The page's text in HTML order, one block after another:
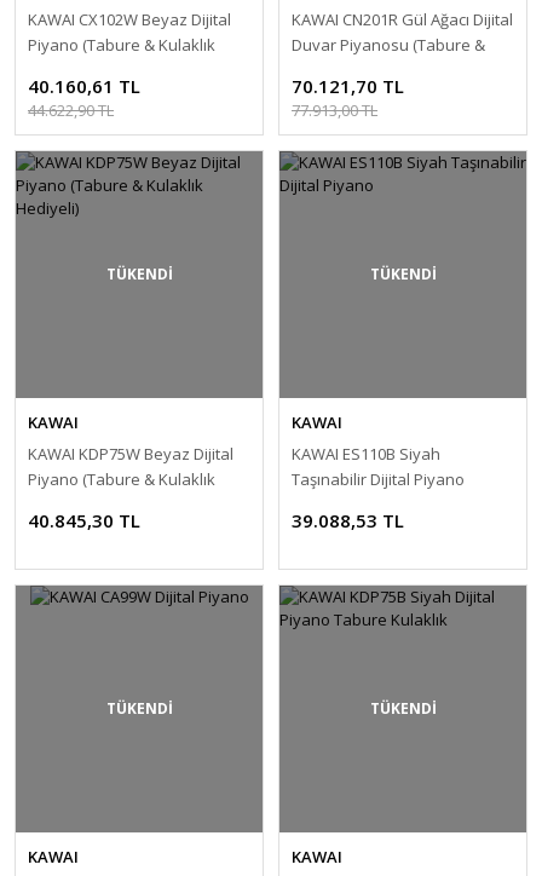
KAWAI CX102W Beyaz Dijital
Piyano (Tabure & Kulaklık
40.160,61 TL
44.622,90 TL
KAWAI CN201R Gül Ağacı Dijital
Duvar Piyanosu (Tabure &
70.121,70 TL
77.913,00 TL
TÜKENDİ
KAWAI
KAWAI KDP75W Beyaz Dijital
Piyano (Tabure & Kulaklık
40.845,30 TL
TÜKENDİ
KAWAI
KAWAI ES110B Siyah
Taşınabilir Dijital Piyano
39.088,53 TL
TÜKENDİ
KAWAI
TÜKENDİ
KAWAI